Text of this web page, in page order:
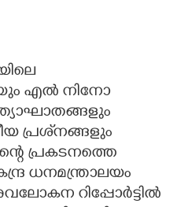
എല്‍ നിനോ
പ്രശ്‌നങ്ങളും
പ്രകടനത്തെ
ധനമന്ത്രാലയം
റിപ്പോര്‍ട്ടില്‍